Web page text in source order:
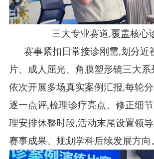
三大专业赛道,覆盖核心
赛事紧扣日常接诊刚需,划分近
片、成人屈光、角膜塑形镜三大系
依次开展多场真实案例汇报,每轮
逐一点评,梳理诊疗亮点、修正细
理安排休整时段,活动末尾设置领
赛事成果、规划学科后续发展方向